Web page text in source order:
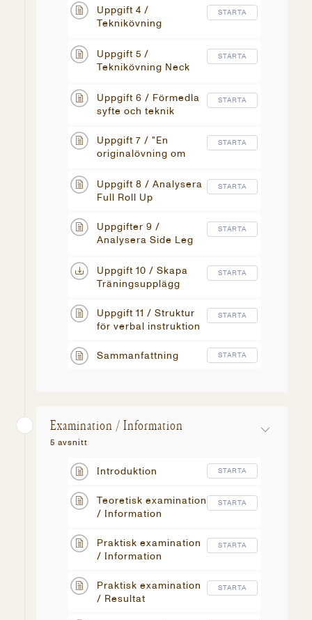
Uppgift 4 /
Teknikövning
STARTA
Uppgift 5 /
Teknikövning Neck
STARTA
Uppgift 6 / Förmedla
syfte och teknik
STARTA
Uppgift 7 / "En
originalövning om
STARTA
Uppgift 8 / Analysera
Full Roll Up
STARTA
Uppgifter 9 /
Analysera Side Leg
STARTA
Uppgift 10 / Skapa
Träningsupplägg
STARTA
Uppgift 11 / Struktur
för verbal instruktion
STARTA
Sammanfattning STARTA
Examination / Information
5 avsnitt
Introduktion STARTA
Teoretisk examination
/ Information
STARTA
Praktisk examination
/ Information
STARTA
Praktisk examination
/ Resultat
STARTA